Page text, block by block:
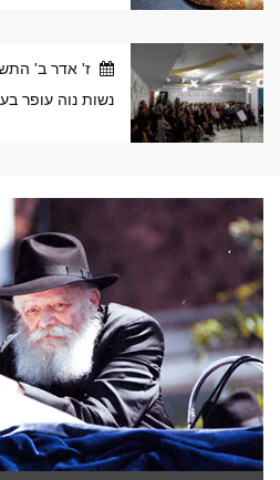
ז' אדר ב' התשפ"ב,
נשות נוה עופר